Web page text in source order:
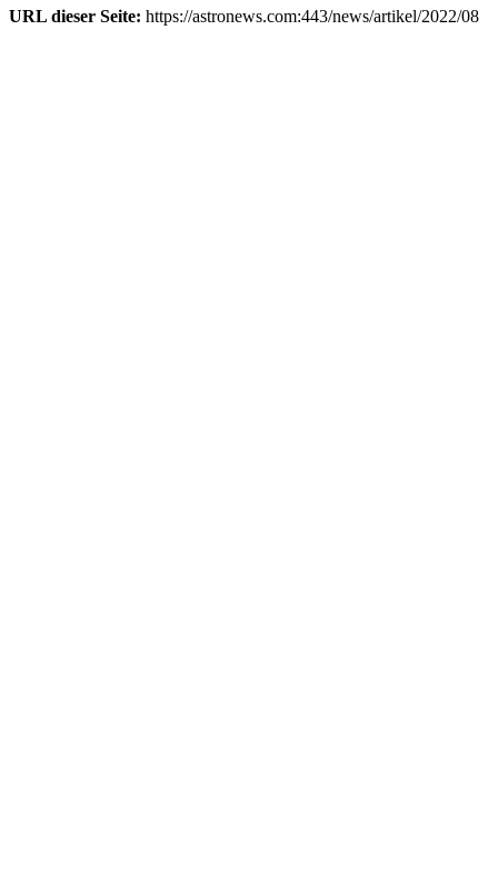
URL dieser Seite: https://astronews.com:443/news/artikel/2022/08